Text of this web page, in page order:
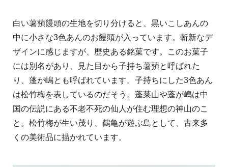
白い薯蕷饅頭の生地を切り分けると、黒いこしあんの
中に小さな3色あんのお饅頭が入っています。斬新なデ
ザインに感じますが、歴史ある銘菓です。このお菓子
には別名があり、見た目から子持ち薯蕷と呼ばれた
り、蓬が嶋とも呼ばれています。子持ちにした3色あん
は松竹梅を表しているのだそう。蓬莱山や蓬が嶋は中
国の伝説にある不老不死の仙人が住む理想の神山のこ
と。松竹梅が生い茂り、鶴亀が遊ぶ島として、古来多
くの美術品に描かれています。